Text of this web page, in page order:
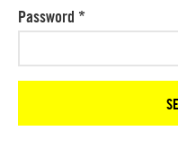
Password *